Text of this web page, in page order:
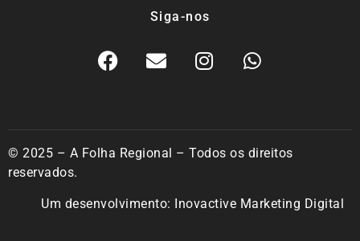
Siga-nos
© 2025 – A Folha Regional – Todos os direitos
reservados.
Um desenvolvimento: Inovactive Marketing Digital